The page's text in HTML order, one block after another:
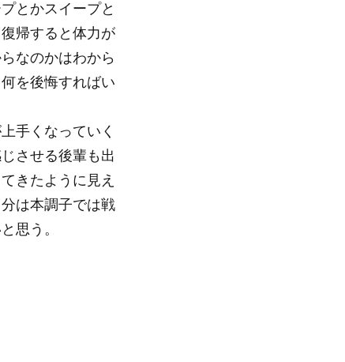
とかスイープと
帰すると体力が
なのかはわから
を後悔すればい
手くなっていく
させる後輩も出
きたように見え
は本調子では戦
思う。